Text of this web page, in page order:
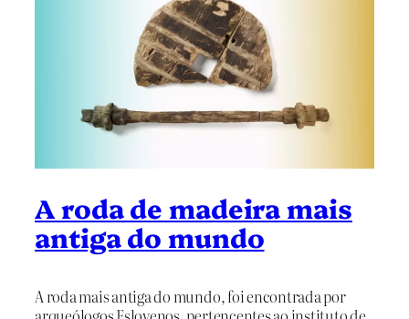
A roda de madeira mais
antiga do mundo
A roda mais antiga do mundo, foi encontrada por